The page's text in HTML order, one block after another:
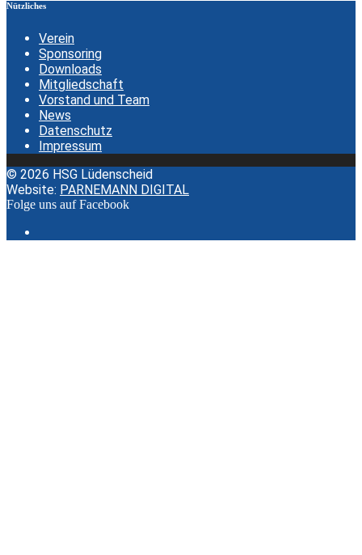
Nützliches
Verein
Sponsoring
Downloads
Mitgliedschaft
Vorstand und Team
News
Datenschutz
Impressum
© 2026 HSG Lüdenscheid
Website: PARNEMANN DIGITAL
Folge uns auf Facebook